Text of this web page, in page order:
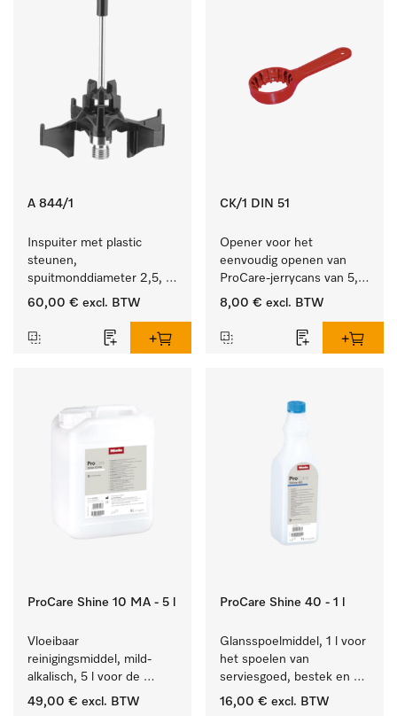
A 844/1
Inspuiter met plastic
steunen,
spuitmonddiameter 2,5,
lengte 80 mm, 5 stuks.
60,00 € excl. BTW
CK/1 DIN 51
Opener voor het
eenvoudig openen van
ProCare-jerrycans van 5,
10 en 20 l.
8,00 € excl. BTW
ProCare Shine 10 MA - 5 l
Vloeibaar
reinigingsmiddel, mild-
alkalisch, 5 l voor de
reiniging van lichte
49,00 € excl. BTW
ProCare Shine 40 - 1 l
Glansspoelmiddel, 1 l voor
het spoelen van
serviesgoed, bestek en
ideaal voor glazen.
16,00 € excl. BTW